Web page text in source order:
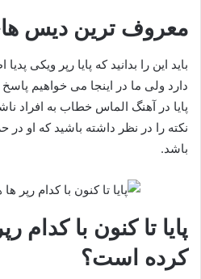
معروف ترین دیس های
باید این را بدانید که پایا رپر ویکی
دارد ولی ما در اینجا می خواهیم
پایا در آهنگ الماس خطاب به افراد
نکته را در نظر داشته باشید که او
باشد.
پایا تا کنون با کدام
کرده است؟